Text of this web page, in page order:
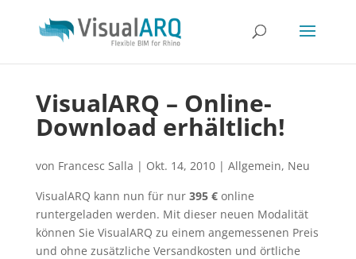
VisualARQ – Online-
Download erhältlich!
von Francesc Salla | Okt. 14, 2010| Allgemein, Neu
VisualARQ kann nun für nur 395 €online
runtergeladen werden. Mit dieser neuen Modalität
können Sie VisualARQ zu einem angemessenen Preis
und ohne zusätzliche Versandkosten und örtliche